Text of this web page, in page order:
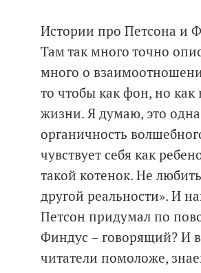
Истории про Петсона и
Там так много точно
много о
то чтобы как фон, но
жизни. Я думаю, это
органичность
чувствует себя как
такой котенок. Не
другой реальности». И
Петсон придумал по
Финдус – говорящий? И
читатели помоложе,